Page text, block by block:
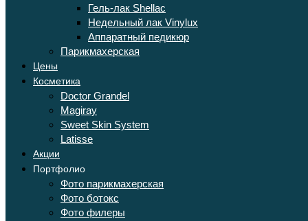
Гель-лак Shellac
Недельный лак Vinylux
Аппаратный педикюр
Парикмахерская
Цены
Косметика
Doctor Grandel
Magiray
Sweet Skin System
Latisse
Акции
Портфолио
Фото парикмахерская
Фото ботокс
Фото филеры